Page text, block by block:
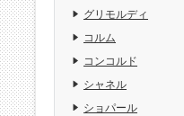
グリモルディ
コルム
コンコルド
シャネル
ショパール